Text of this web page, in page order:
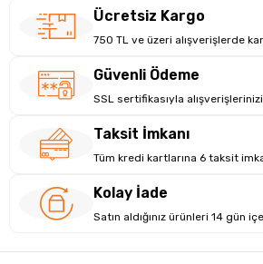
deneyiminizi en üst seviyeye taşır. Bu
performanslı grafik kartı ile iş ve
Ücretsiz Kargo
750 TL ve üzeri alışverişlerde
Güvenli Ödeme
SSL sertifikasıyla
Taksit İmkanı
Tüm kredi kartlarına 6 taksit
Kolay İade
Satın aldığınız ürünleri 14 gün